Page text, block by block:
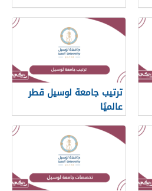
ترتيب جامعة لوسيل قطر
عالميًا